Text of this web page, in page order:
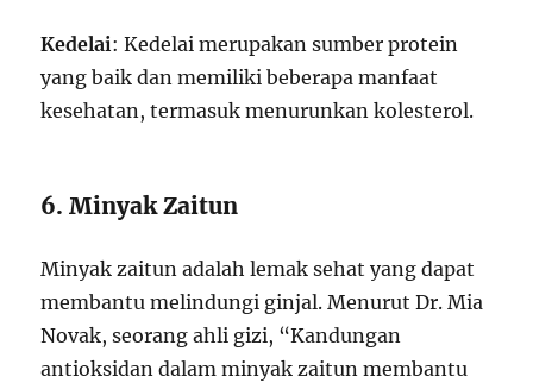
Kedelai: Kedelai merupakan sumber protein
yang baik dan memiliki beberapa manfaat
kesehatan, termasuk menurunkan kolesterol.
6. Minyak Zaitun
Minyak zaitun adalah lemak sehat yang dapat
membantu melindungi ginjal. Menurut Dr. Mia
Novak, seorang ahli gizi, “Kandungan
antioksidan dalam minyak zaitun membantu